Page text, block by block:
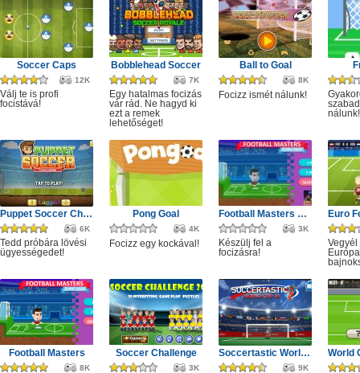
Soccer Caps
12K
Válj te is profi
focistává!
Bobblehead Soccer
7K
Egy hatalmas focizás
vár rád. Ne hagyd ki
ezt a remek
lehetőséget!
Ball to Goal
8K
Focizz ismét nálunk!
nálunk!
Puppet Soccer Challenge
6K
Tedd próbára lövési
ügyességedet!
Pong Goal
4K
Focizz egy kockával!
Football Masters 2020
3K
Készülj fel a
focizásra!
Vegyél
Európa
Football Masters
8K
Soccer Challenge
3K
Soccertastic World Cup 18
9K